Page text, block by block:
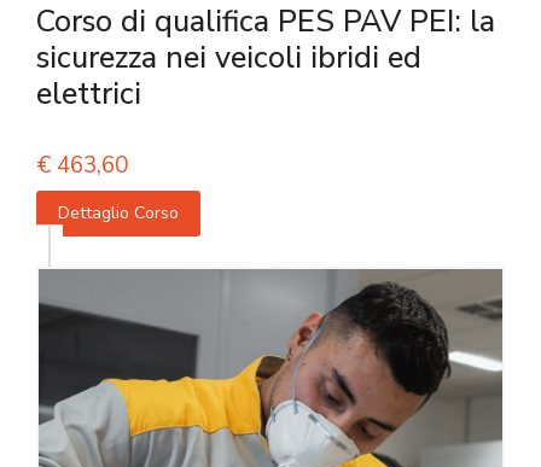
Corso di qualifica PES PAV PEI: la
sicurezza nei veicoli ibridi ed
elettrici
€ 463,60
Dettaglio Corso